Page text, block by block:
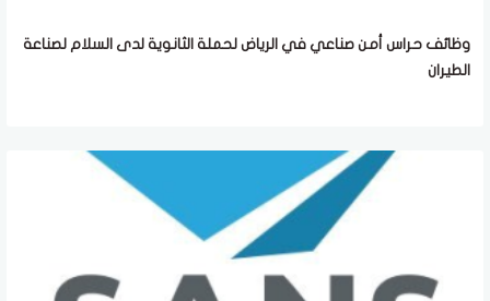
وظائف حراس أمن صناعي في الرياض لحملة الثانوية لدى السلام لصناعة
الطيران